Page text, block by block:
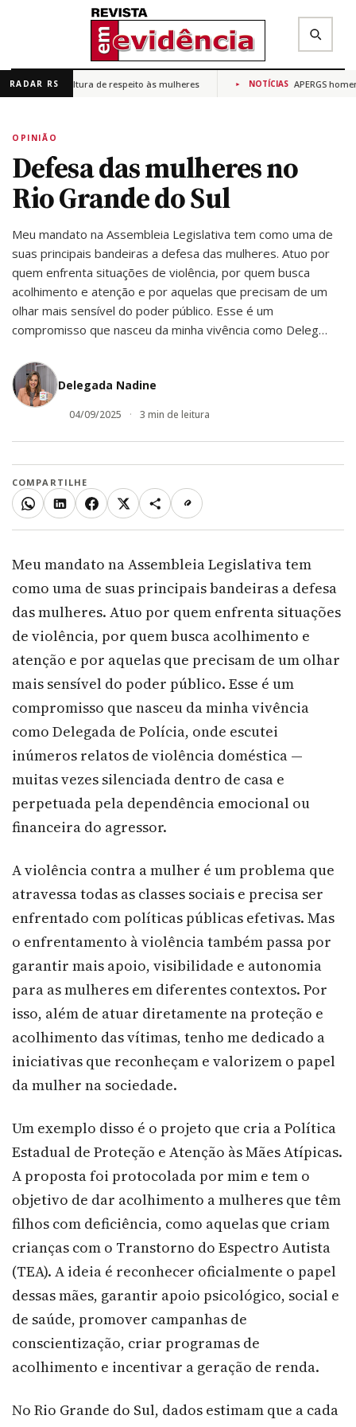
Buscar na Revista Em Evidência
RADAR RScultura de respeito às mulheres NOTÍCIAS APERGS
OPINIÃO
Defesa das mulheres no
Rio Grande do Sul
Meu mandato na Assembleia Legislativa tem como uma de
suas principais bandeiras a defesa das mulheres. Atuo por
quem enfrenta situações de violência, por quem busca
acolhimento e atenção e por aquelas que precisam de um
olhar mais sensível do poder público. Esse é um
compromisso que nasceu da minha vivência como Deleg…
Delegada Nadine
04/09/2025 3 min de leitura
COMPARTILHE
WhatsAppLinkedInFacebook
X Mais Copiar link
Meu mandato na Assembleia Legislativa tem
como uma de suas principais bandeiras a defesa
das mulheres. Atuo por quem enfrenta situações
de violência, por quem busca acolhimento e
atenção e por aquelas que precisam de um olhar
mais sensível do poder público. Esse é um
compromisso que nasceu da minha vivência
como Delegada de Polícia, onde escutei
inúmeros relatos de violência doméstica —
muitas vezes silenciada dentro de casa e
perpetuada pela dependência emocional ou
financeira do agressor.
A violência contra a mulher é um problema que
atravessa todas as classes sociais e precisa ser
enfrentado com políticas públicas efetivas. Mas
o enfrentamento à violência também passa por
garantir mais apoio, visibilidade e autonomia
para as mulheres em diferentes contextos. Por
isso, além de atuar diretamente na proteção e
acolhimento das vítimas, tenho me dedicado a
iniciativas que reconheçam e valorizem o papel
da mulher na sociedade.
Um exemplo disso é o projeto que cria a Política
Estadual de Proteção e Atenção às Mães Atípicas.
A proposta foi protocolada por mim e tem o
objetivo de dar acolhimento a mulheres que têm
filhos com deficiência, como aquelas que criam
crianças com o Transtorno do Espectro Autista
(TEA). A ideia é reconhecer oficialmente o papel
dessas mães, garantir apoio psicológico, social e
de saúde, promover campanhas de
conscientização, criar programas de
acolhimento e incentivar a geração de renda.
No Rio Grande do Sul, dados estimam que a cada